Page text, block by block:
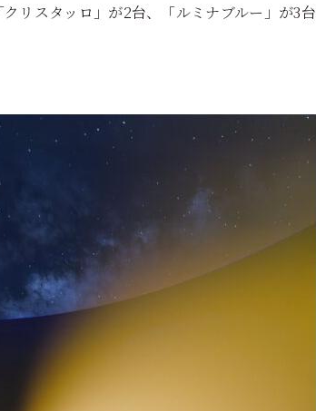
リスタッロ」が2台、「ルミナブルー」が3台